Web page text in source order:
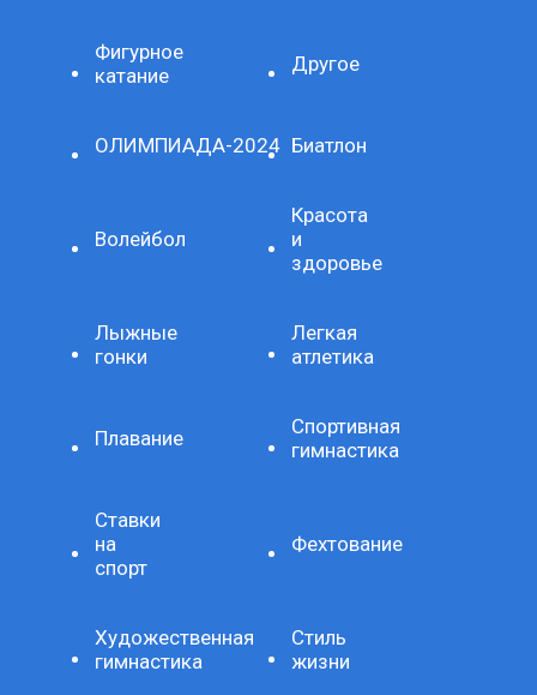
Фигурное
катание
Другое
ОЛИМПИАДА-2024 Биатлон
Волейбол
Красота
и
здоровье
Лыжные
гонки
Легкая
атлетика
Плавание
Спортивная
гимнастика
Ставки
на
спорт
Фехтование
Художественная
гимнастика
Стиль
жизни